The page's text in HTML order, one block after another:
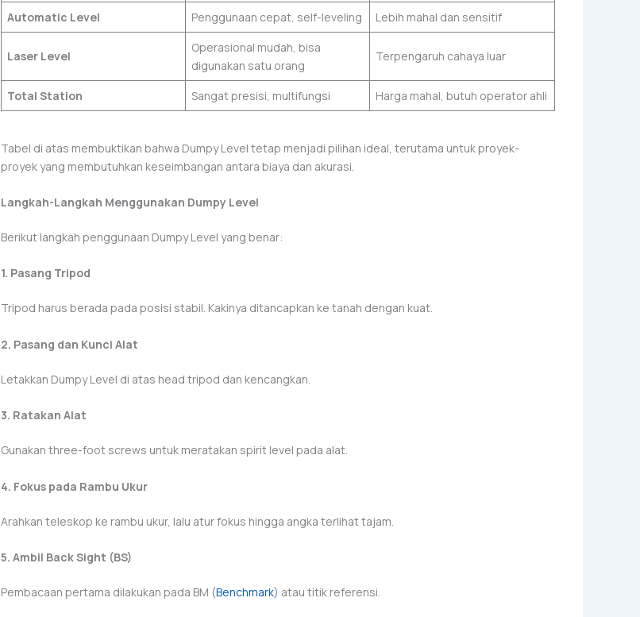
Automatic Level Penggunaan cepat, self-leveling Lebih mahal dan sensitif
Laser Level
Operasional mudah, bisa
digunakan satu orang
Terpengaruh cahaya luar
Total Station Sangat presisi, multifungsi Harga mahal, butuh operator ahli
Tabel di atas membuktikan bahwa Dumpy Level tetap menjadi pilihan ideal, terutama untuk proyek-
proyek yang membutuhkan keseimbangan antara biaya dan akurasi.
Langkah-Langkah Menggunakan Dumpy Level
Berikut langkah penggunaan Dumpy Level yang benar:
1. Pasang Tripod
Tripod harus berada pada posisi stabil. Kakinya ditancapkan ke tanah dengan kuat.
2. Pasang dan Kunci Alat
Letakkan Dumpy Level di atas head tripod dan kencangkan.
3. Ratakan Alat
Gunakan three-foot screws untuk meratakan spirit level pada alat.
4. Fokus pada Rambu Ukur
Arahkan teleskop ke rambu ukur, lalu atur fokus hingga angka terlihat tajam.
5. Ambil Back Sight (BS)
Pembacaan pertama dilakukan pada BM (Benchmark) atau titik referensi.